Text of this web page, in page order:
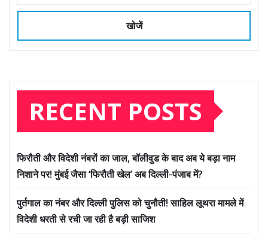
खोजें
RECENT POSTS
फिरौती और विदेशी नंबरों का जाल, बॉलीवुड के बाद अब ये बड़ा नाम
निशाने पर! मुंबई जैसा ‘फिरौती खेल’ अब दिल्ली-पंजाब में?
पुर्तगाल का नंबर और दिल्ली पुलिस को चुनौती! साहिल लूथरा मामले में
विदेशी धरती से रची जा रही है बड़ी साजिश